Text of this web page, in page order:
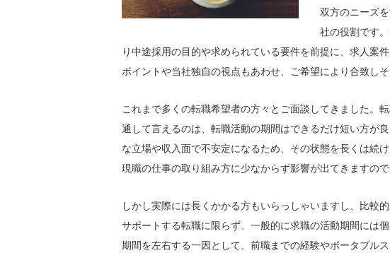
双方のニーズ
社の役割です
り中途採用の目的や求められている要件を前提に、求人案
ポイントや当社独自の視点もあわせ、ご希望により合致し
これまで多くの転職希望者の方々とご面談してきました。
通して言えるのは、転職活動の期間はできるだけ短い方が
な立場や収入面で不安定になるため、その状態を長くは続
現職の仕事の取り組み方に少なからず影響が出てきますの
しかし実際には長くかかる方もいらっしゃいますし、比較
サポートする転職に限らず、一般的に求職の活動期間には
期間を左右する一因として、前職までの経験やポータブル